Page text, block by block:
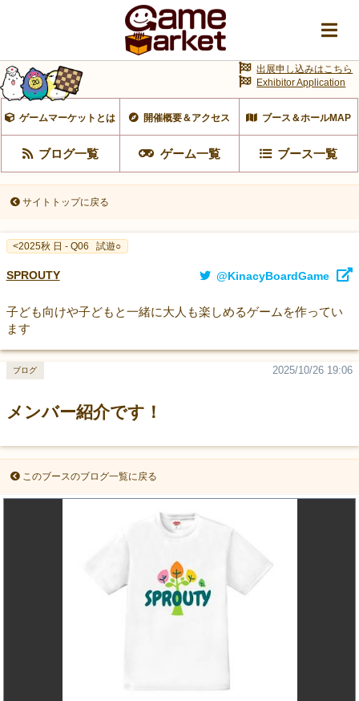
ゲームマーケットとは 開催概要＆アクセス ブース＆ホールMAP
ブログ一覧 ゲーム一覧 ブース一覧
出展申し込みはこちら
Exhibitor Application
サイトトップに戻る
<2025秋 日 - Q06 試遊○
SPROUTY @KinacyBoardGame
子ども向けや子どもと一緒に大人も楽しめるゲームを作ってい
ます
メンバー紹介です！
2025/10/26 19:06
ブログ
このブースのブログ一覧に戻る